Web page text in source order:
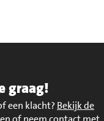
graag!
een klacht? Bekijk de